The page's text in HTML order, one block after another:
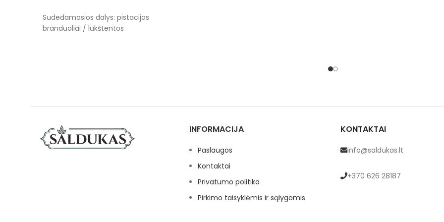
Sudedamosios dalys: pistacijos
branduoliai / lukštentos
INFORMACIJA
Paslaugos
Kontaktai
Privatumo politika
Pirkimo taisyklėmis ir sąlygomis
KONTAKTAI
info@saldukas.lt
+370 626 28187